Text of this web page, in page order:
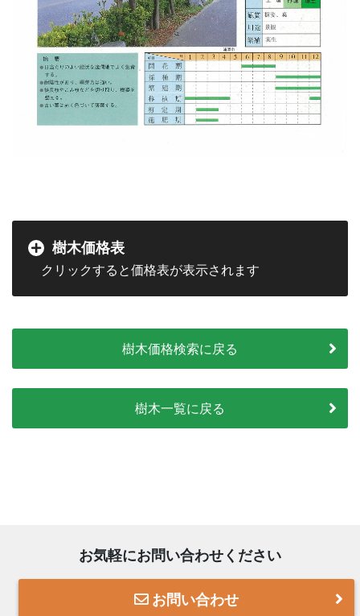
樹木価格表
樹木価格検索に戻る
樹木一覧に戻る
お気軽にお問い合わせください
お問い合わせ